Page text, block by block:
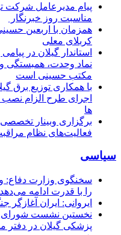
پیام مدیرعامل شركت
مناسبت روز خبرنگار ‌
همزمان با اربعین
کربلای معلی
استاندار گیلان در
نماد وحدت، همبستگی و
مکتب حسینی است
با همکاری توزیع برق
اجرای طرح الزام نصب
ها
برگزاری وبینار تخصصی
فعالیت‌های نظام
سیاسی
سخنگوی وزارت دفاع:
را با قدرت ادامه می‌دهد
ایروانی: ایران آغازگر
نخستین نشست شورای
پزشکی گیلان در دفتر